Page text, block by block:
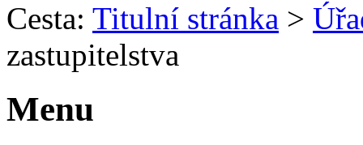
Cesta: Titulní stránka >
zastupitelstva
Menu